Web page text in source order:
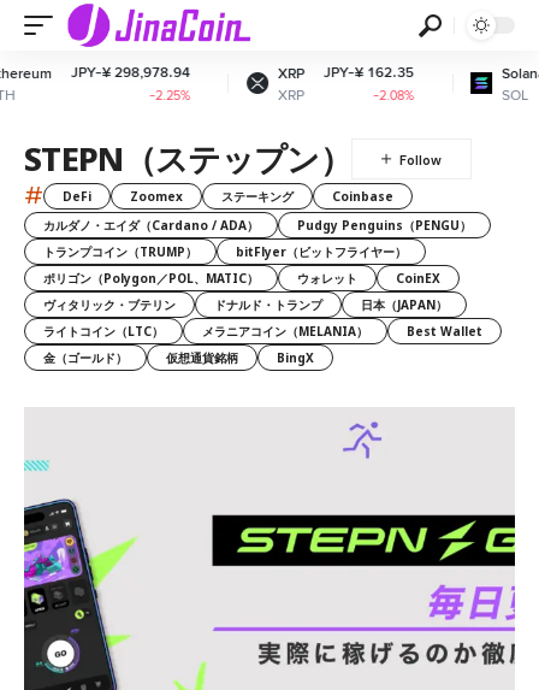
JPY-¥ 298,978.94
-2.25%
XRP
XRP
JPY-¥ 162.35
-2.08%
Solana
SOL
STEPN（ステップン）
# DeFi Zoomex ステーキング
Coinbase
カルダノ・エイダ（Cardano / ADA）
Pudgy Penguins（PENGU）
トランプコイン（TRUMP）
bitFlyer（ビットフライヤー）
ポリゴン（Polygon／POL、MATIC）
ウォレット
CoinEX
ヴィタリック・ブテリン
ドナルド・トランプ
日本（JAPAN）
ライトコイン（LTC）
メラニアコイン（MELANIA）
Best Wallet
金（ゴールド）
仮想通貨銘柄 BingX